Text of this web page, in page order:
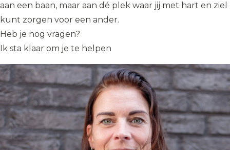
aan een baan, maar aan dé plek waar jij met hart en ziel
kunt zorgen voor een ander.
Heb je nog vragen?
Ik sta klaar om je te helpen